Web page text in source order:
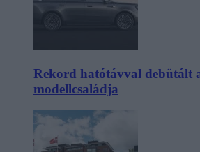
Rekord hatótávval debütált
modellcsaládja